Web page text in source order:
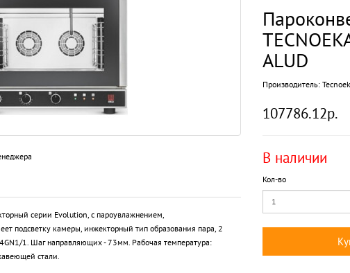
ALUD
Производитель:
107786.12р.
В наличии
Кол-во
серии Evolution, с пароувлажнением,
подсветку камеры, инжекторный тип образования пара, 2
1. Шаг направляющих - 73мм. Рабочая температура:
стали.